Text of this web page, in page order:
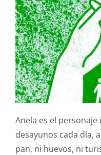
Anela es el personaje
desayunos cada día,
pan, ni huevos, ni